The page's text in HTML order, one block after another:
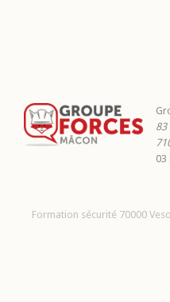
83
03
Formation sécurité 70000